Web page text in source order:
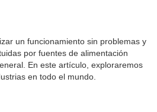
un funcionamiento sin problemas y
por fuentes de alimentación
En este artículo, exploraremos
en todo el mundo.